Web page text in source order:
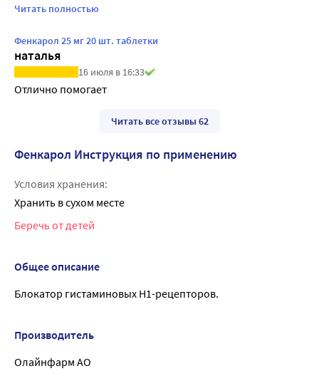
поэтому заказываю только его, жаль, что цена очень
расходов. 🥺
Читать полностью
Фенкарол 25 мг 20 шт. таблетки
наталья
16 июля в 16:33
Отлично помогает
Читать все отзывы 62
Фенкарол Инструкция по применению
Условия хранения:
Хранить в сухом месте
Беречь от детей
Общее описание
Блокатор гистаминовых H1-рецепторов.
Производитель
Олайнфарм АО